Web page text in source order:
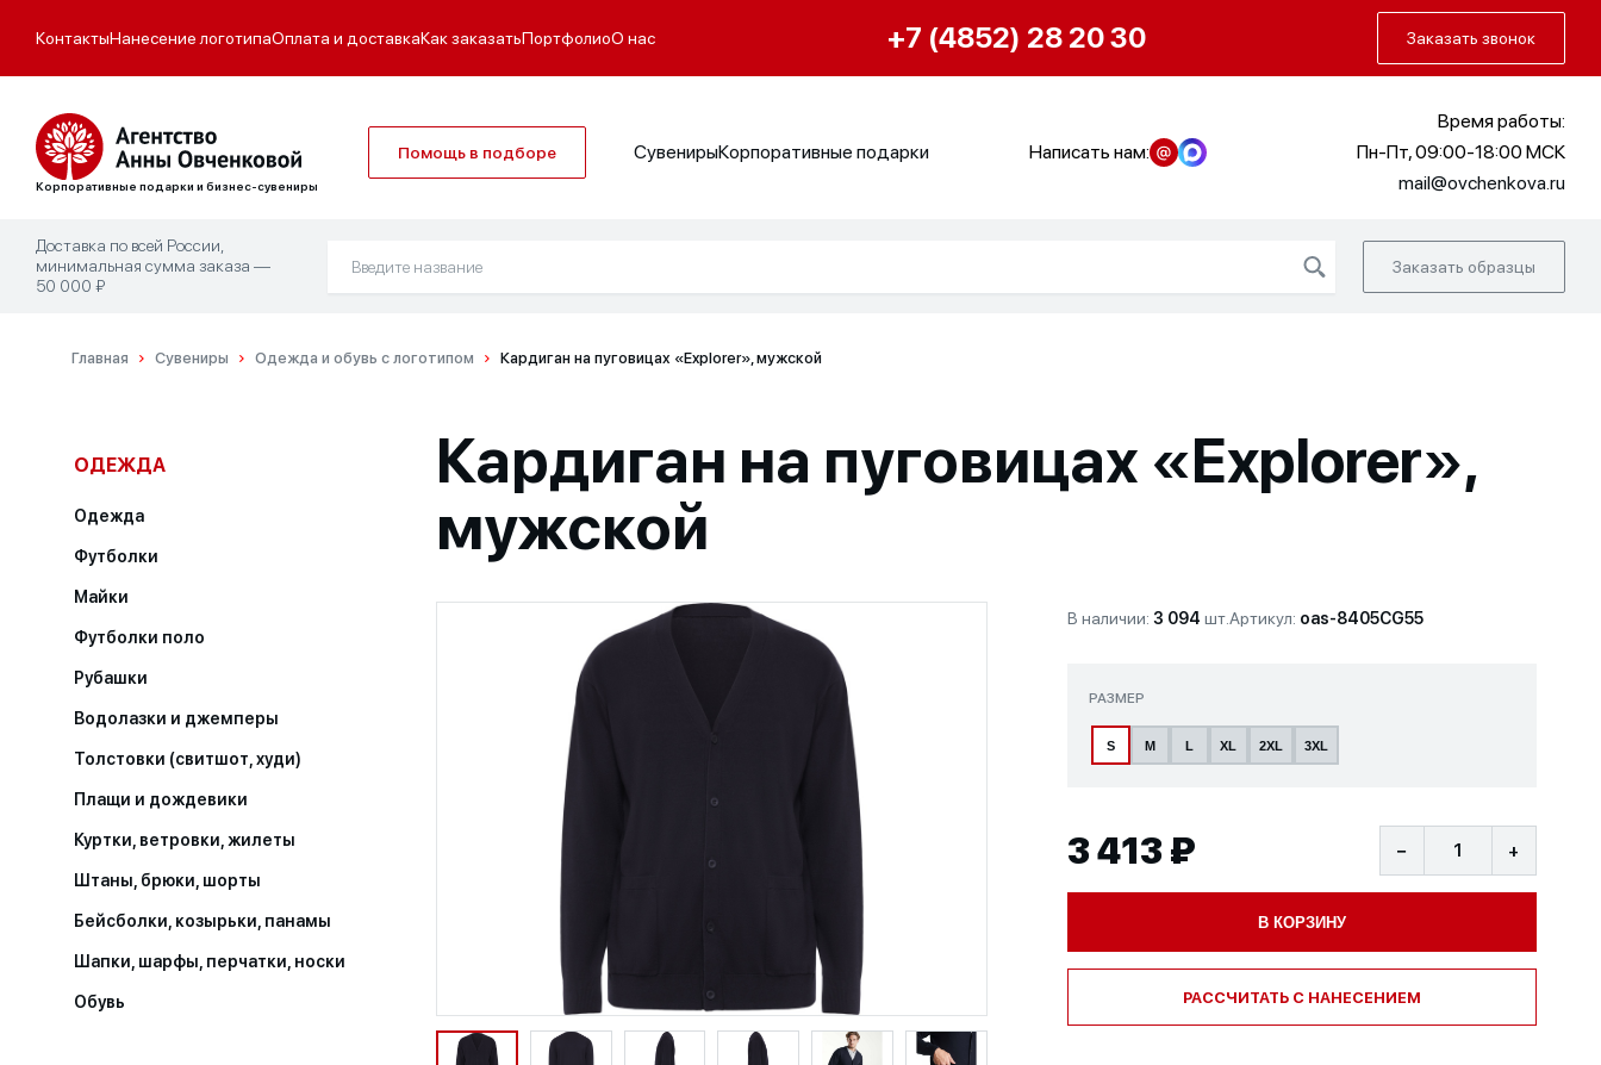
КонтактыНанесение логотипаОплата и доставкаКак заказатьПортфолиоО нас +7 (4852) 28 20 30 Заказать звонок
Корпоративные подарки и бизнес-сувениры
Помощь в подборе СувенирыКорпоративные подарки Написать нам:
Время работы:
Пн-Пт, 09:00-18:00 МСК
mail@ovchenkova.ru
Доставка по всей России,
минимальная сумма заказа —
50 000 ₽
Заказать образцы
Главная Сувениры Одежда и обувь с логотипом Кардиган на пуговицах «Explorer», мужской
ОДЕЖДА
Одежда
Футболки
Майки
Футболки поло
Рубашки
Водолазки и джемперы
Толстовки (свитшот, худи)
Плащи и дождевики
Куртки, ветровки, жилеты
Штаны, брюки, шорты
Бейсболки, козырьки, панамы
Шапки, шарфы, перчатки, носки
Обувь
Кардиган на пуговицах «Explorer»,
мужской
В наличии: 3 094 шт.Артикул: oas-8405CG55
РАЗМЕР
S M L XL 2XL 3XL
3 413 ₽ − +
В КОРЗИНУ
РАССЧИТАТЬ С НАНЕСЕНИЕМ